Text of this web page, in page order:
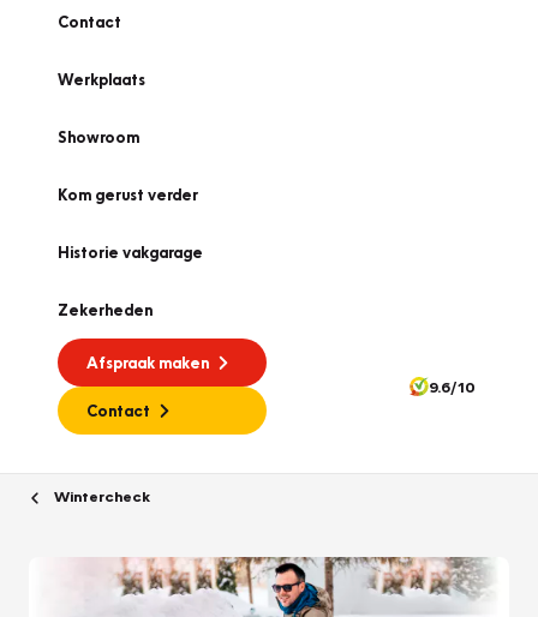
Contact
Werkplaats
Showroom
Kom gerust verder
Historie vakgarage
Zekerheden
Afspraak maken
Contact
9.6/10
Wintercheck